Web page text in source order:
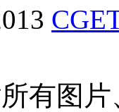
有图